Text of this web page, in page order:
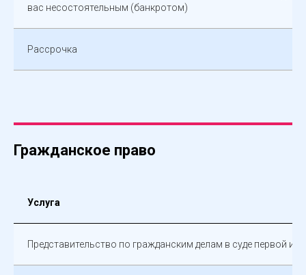
вас несостоятельным (банкротом)
Рассрочка
Гражданское право
Услуга
Представительство по гражданским делам в суде первой